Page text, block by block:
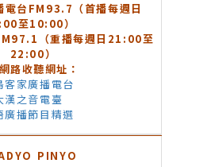
電台FM93.7（首播每週日
至10:00）
（重播每週日21:00至
22:00）
網路收聽網址：
客家廣播電台
漢之音電臺
廣播節目精選
PINYO